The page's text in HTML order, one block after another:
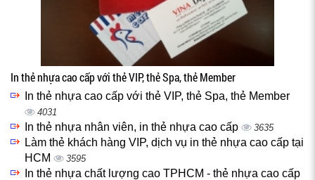
In thẻ nhựa cao cấp với thẻ VIP, thẻ Spa, thẻ Member
In thẻ nhựa cao cấp với thẻ VIP, thẻ Spa, thẻ Member
4031
In thẻ nhựa nhân viên, in thẻ nhựa cao cấp 3635
Làm thẻ khách hàng VIP, dịch vụ in thẻ nhựa cao cấp tại
HCM
3595
In thẻ nhựa chất lượng cao TPHCM - thẻ nhựa cao cấp